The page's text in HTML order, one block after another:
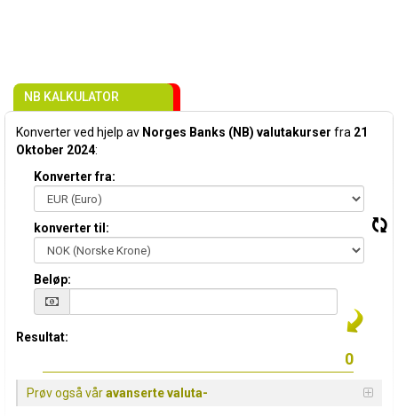
NB KALKULATOR
Konverter ved hjelp av Norges Banks (NB) valutakurser fra 21
Oktober 2024:
Konverter fra:
konverter til:
Beløp:
Resultat:
Prøv også våravanserte valuta-